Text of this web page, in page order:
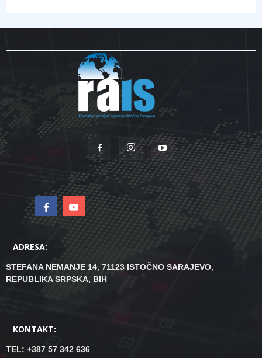
ADRESA:
STEFANA NEMANJE 14, 71123 ISTOČNO SARAJEVO,
REPUBLIKA SRPSKA, BIH
KONTAKT:
TEL: +387 57 342 636